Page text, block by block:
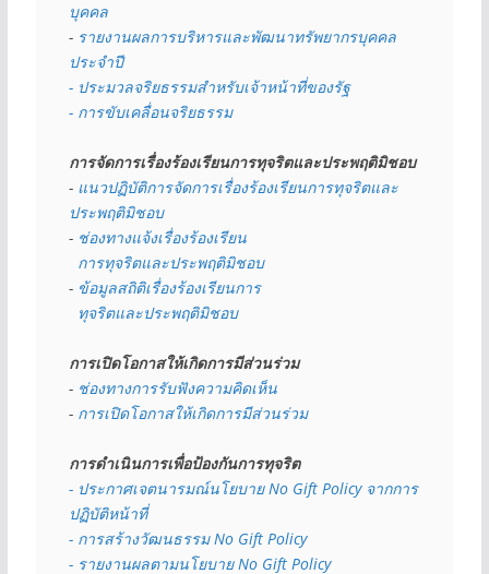
บุคคล
- รายงานผลการบริหารและพัฒนาทรัพยากรบุคคล
ประจำปี
- ประมวลจริยธรรมสำหรับเจ้าหน้าที่ของรัฐ
- การขับเคลื่อนจริยธรรม
การจัดการเรื่องร้องเรียนการทุจริตและประพฤติมิชอบ
- แนวปฏิบัติการจัดการเรื่องร้องเรียนการทุจริตและ
ประพฤติมิชอบ
- ช่องทางแจ้งเรื่องร้องเรียน
  การทุจริตและประพฤติมิชอบ
- ข้อมูลสถิติเรื่องร้องเรียนการ
  ทุจริตและประพฤติมิชอบ
การเปิดโอกาสให้เกิดการมีส่วนร่วม
- ช่องทางการรับฟังความคิดเห็น
- การเปิดโอกาสให้เกิดการมีส่วนร่วม
การดำเนินการเพื่อป้องกันการทุจริต
- ประกาศเจตนารมณ์นโยบาย No Gift Policy จากการ
ปฏิบัติหน้าที่
- การสร้างวัฒนธรรม No Gift Policy
- รายงานผลตามนโยบาย No Gift Policy